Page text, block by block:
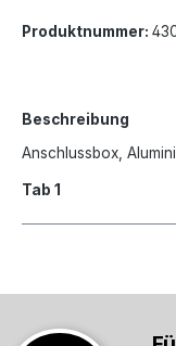
Produktnummer:
Beschreibung
Anschlussbox,
Tab 1